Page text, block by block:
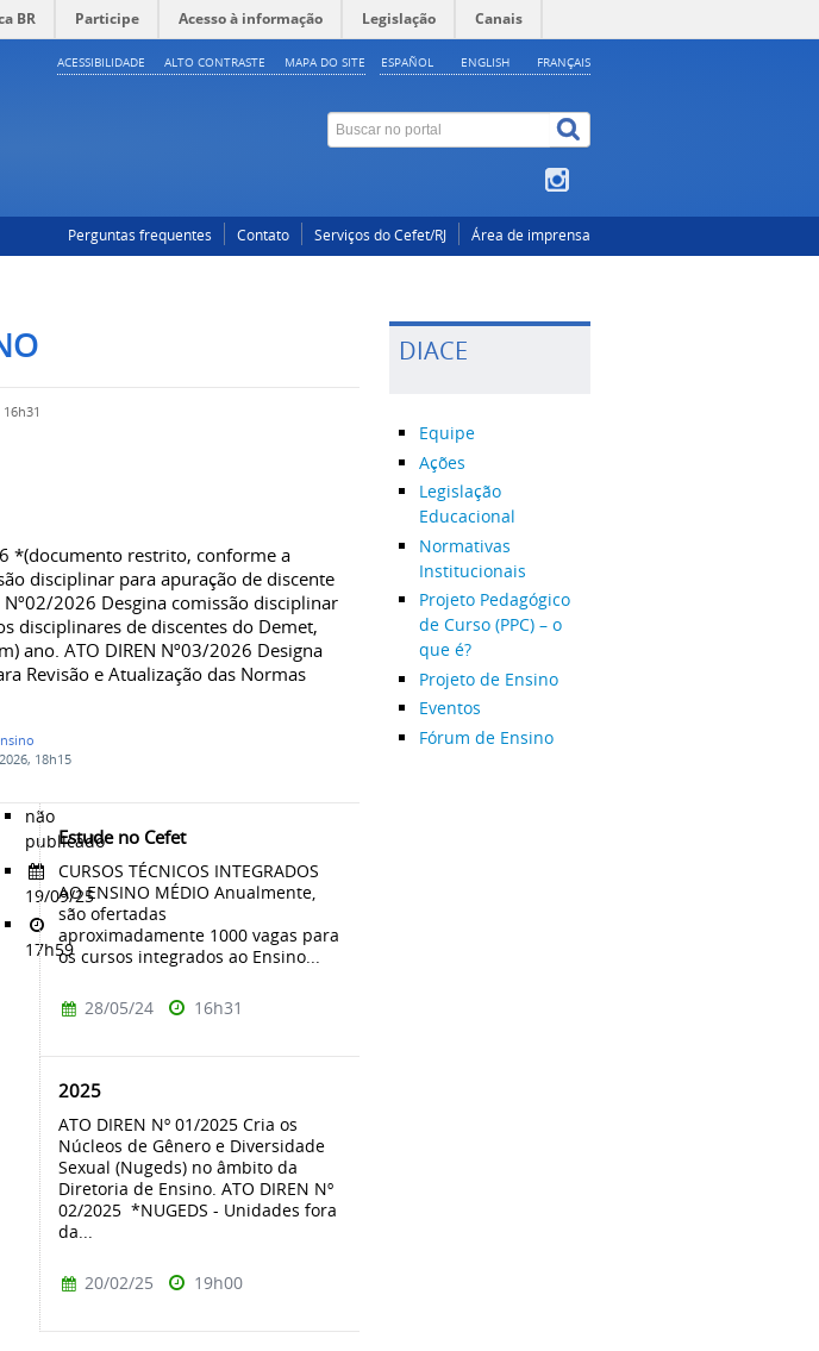
BR Participe Acesso à informação Legislação Canais
ESPAÑOL ENGLISH FRANÇAIS
ACESSIBILIDADE ALTO CONTRASTE MAPA DO SITE
Perguntas frequentes Contato Serviços do Cefet/RJ Área de imprensa
*(documento restrito, conforme a
disciplinar para apuração de discente
Nº02/2026 Desgina comissão disciplinar
disciplinares de discentes do Demet,
ano. ATO DIREN Nº03/2026 Designa
Revisão e Atualização das Normas
18h15
não
publicado
19/09/25
17h59
Estude no Cefet
CURSOS TÉCNICOS INTEGRADOS
AO ENSINO MÉDIO Anualmente,
são ofertadas
aproximadamente 1000 vagas para
os cursos integrados ao Ensino...
28/05/24 16h31
2025
ATO DIREN Nº 01/2025 Cria os
Núcleos de Gênero e Diversidade
Sexual (Nugeds) no âmbito da
Diretoria de Ensino. ATO DIREN Nº
02/2025 *NUGEDS - Unidades fora
da...
20/02/25 19h00
DIACE
Equipe
Ações
Legislação
Educacional
Normativas
Institucionais
Projeto Pedagógico
de Curso (PPC) – o
que é?
Projeto de Ensino
Eventos
Fórum de Ensino